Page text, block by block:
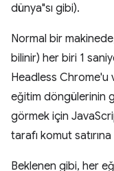
dünya"sı gibi).
Normal bir
bilinir) her biri 1
Headless Chrome'u
eğitim döngülerinin
görmek için
tarafı komut
Beklenen gibi, her